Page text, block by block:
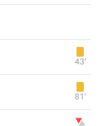
43‎’‎
81‎’‎